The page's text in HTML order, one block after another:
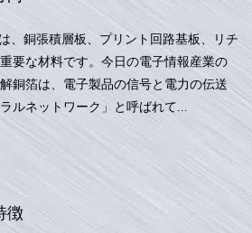
、銅張積層板、プリント回路基板、リチ
要な材料です。今日の電子情報産業の
銅箔は、電子製品の信号と電力の伝送
ルネットワーク」と呼ばれて...
徴